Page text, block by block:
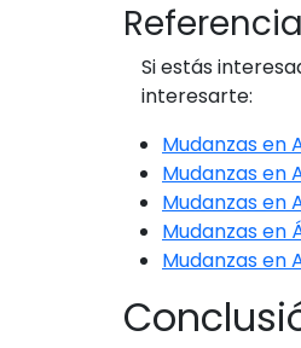
Si estás
interesarte:
Mudanzas en
Mudanzas en
Mudanzas en
Mudanzas en
Mudanzas en